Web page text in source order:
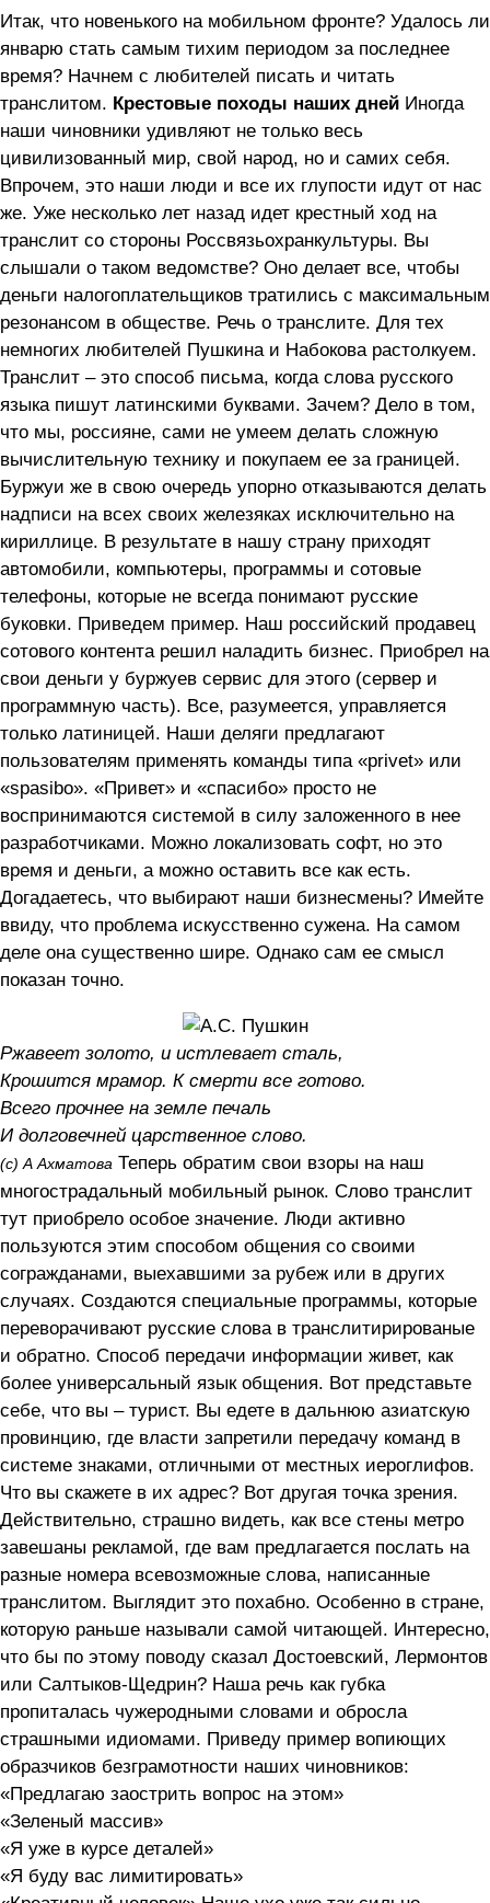
Итак, что новенького на мобильном фронте? Удалось ли
январю стать самым тихим периодом за последнее
время? Начнем с любителей писать и читать
транслитом. Крестовые походы наших дней Иногда
наши чиновники удивляют не только весь
цивилизованный мир, свой народ, но и самих себя.
Впрочем, это наши люди и все их глупости идут от нас
же. Уже несколько лет назад идет крестный ход на
транслит со стороны Россвязьохранкультуры. Вы
слышали о таком ведомстве? Оно делает все, чтобы
деньги налогоплательщиков тратились с максимальным
резонансом в обществе. Речь о транслите. Для тех
немногих любителей Пушкина и Набокова растолкуем.
Транслит – это способ письма, когда слова русского
языка пишут латинскими буквами. Зачем? Дело в том,
что мы, россияне, сами не умеем делать сложную
вычислительную технику и покупаем ее за границей.
Буржуи же в свою очередь упорно отказываются делать
надписи на всех своих железяках исключительно на
кириллице. В результате в нашу страну приходят
автомобили, компьютеры, программы и сотовые
телефоны, которые не всегда понимают русские
буковки. Приведем пример. Наш российский продавец
сотового контента решил наладить бизнес. Приобрел на
свои деньги у буржуев сервис для этого (сервер и
программную часть). Все, разумеется, управляется
только латиницей. Наши деляги предлагают
пользователям применять команды типа «privet» или
«spasibo». «Привет» и «спасибо» просто не
воспринимаются системой в силу заложенного в нее
разработчиками. Можно локализовать софт, но это
время и деньги, а можно оставить все как есть.
Догадаетесь, что выбирают наши бизнесмены? Имейте
ввиду, что проблема искусственно сужена. На самом
деле она существенно шире. Однако сам ее смысл
показан точно.
Ржавеет золото, и истлевает сталь,
Крошится мрамор. К смерти все готово.
Всего прочнее на земле печаль
И долговечней царственное слово.
(с) А Ахматова Теперь обратим свои взоры на наш
многострадальный мобильный рынок. Слово транслит
тут приобрело особое значение. Люди активно
пользуются этим способом общения со своими
согражданами, выехавшими за рубеж или в других
случаях. Создаются специальные программы, которые
переворачивают русские слова в транслитирированые
и обратно. Способ передачи информации живет, как
более универсальный язык общения. Вот представьте
себе, что вы – турист. Вы едете в дальнюю азиатскую
провинцию, где власти запретили передачу команд в
системе знаками, отличными от местных иероглифов.
Что вы скажете в их адрес? Вот другая точка зрения.
Действительно, страшно видеть, как все стены метро
завешаны рекламой, где вам предлагается послать на
разные номера всевозможные слова, написанные
транслитом. Выглядит это похабно. Особенно в стране,
которую раньше называли самой читающей. Интересно,
что бы по этому поводу сказал Достоевский, Лермонтов
или Салтыков-Щедрин? Наша речь как губка
пропиталась чужеродными словами и обросла
страшными идиомами. Приведу пример вопиющих
образчиков безграмотности наших чиновников:
«Предлагаю заострить вопрос на этом»
«Зеленый массив»
«Я уже в курсе деталей»
«Я буду вас лимитировать»